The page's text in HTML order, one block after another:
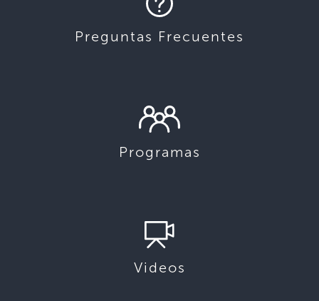
Preguntas Frecuentes
Programas
Videos